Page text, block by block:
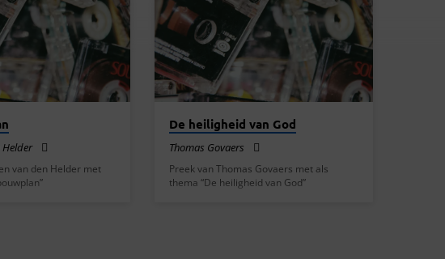
van den Helder met
De heiligheid van God
Thomas Govaers
Preek van Thomas Govaers met als
thema “De heiligheid van God”